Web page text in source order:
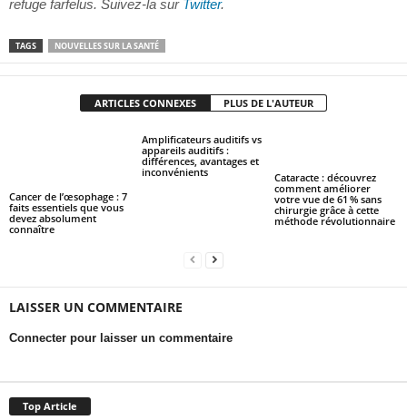
refuge farfelus. Suivez-la sur Twitter.
TAGS NOUVELLES SUR LA SANTÉ
ARTICLES CONNEXES PLUS DE L'AUTEUR
Cancer de l’œsophage : 7
faits essentiels que vous
devez absolument
connaître
Amplificateurs auditifs vs
appareils auditifs :
différences, avantages et
inconvénients
Cataracte : découvrez
comment améliorer
votre vue de 61 % sans
chirurgie grâce à cette
méthode révolutionnaire
LAISSER UN COMMENTAIRE
Connecter pour laisser un commentaire
Top Article